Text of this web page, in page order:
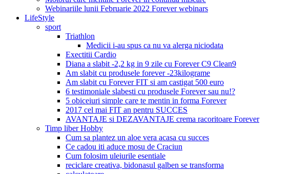
Webinariile lunii Februarie 2022 Forever webinars
LifeStyle
sport
Triathlon
Medicii i-au spus ca nu va alerga niciodata
Exectitii Cardio
Diana a slabit -2,2 kg in 9 zile cu Forever C9 Clean9
Am slabit cu produsele forever -23kilograme
Am slabit cu Forever FIT si am castigat 500 euro
6 testimoniale slabesti cu produsele Forever sau nu!?
5 obiceiuri simple care te mentin in forma Forever
2017 cel mai FIT an pentru SUCCES
AVANTAJE si DEZAVANTAJE crema racoritoare Forever
Timp liber Hobby
Cum sa plantez un aloe vera acasa cu succes
Ce cadou iti aduce mosu de Craciun
Cum folosim uleiurile esentiale
reciclare creativa, bidonasul galben se transforma